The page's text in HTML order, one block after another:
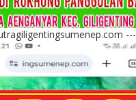
---